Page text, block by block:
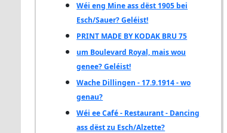
Wéi eng Mine ass dëst 1905 bei
Esch/Sauer? Geléist!
PRINT MADE BY KODAK BRU 75
um Boulevard Royal, mais wou
genee? Geléist!
Wache Dillingen - 17.9.1914 - wo
genau?
Wéi ee Café - Restaurant - Dancing
ass dëst zu Esch/Alzette?